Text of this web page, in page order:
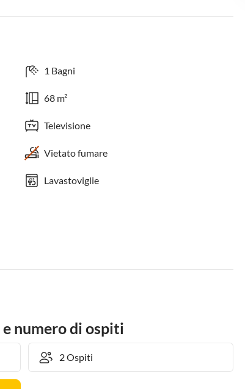
1 Bagni
68 m²
Televisione
Vietato fumare
Lavastoviglie
numero di ospiti